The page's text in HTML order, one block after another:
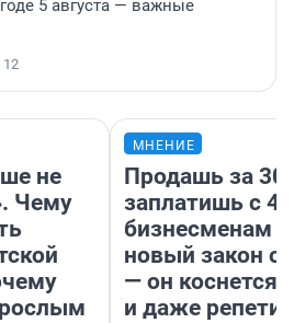
5 августа — важные
12
не
Чему
МНЕНИЕ
Продашь за
заплатишь с
бизнесменам
новый закон о
— он коснется
и даже